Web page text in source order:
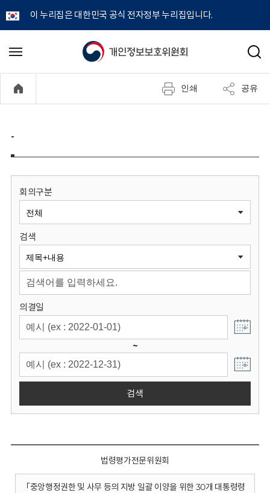
이 누리집은 대한민국 공식 전자정부 누리집입니다.
개
정
보
원
회
메
기
검
인쇄 공유
-
회의구분
검색
의결일
~
검색
법령평가전문위원회
「중앙행정권한 및 사무 등의 지방 일괄 이양을 위한 30개 대통령령